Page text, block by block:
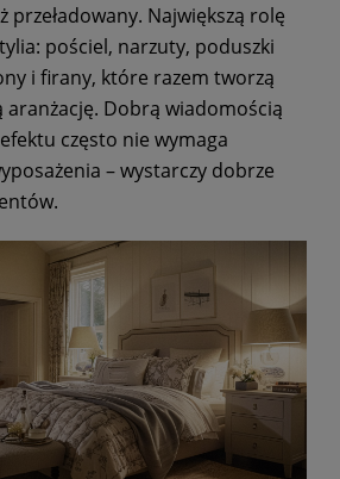
przeładowany. Największą rolę
pościel, narzuty, poduszki
i firany, które razem tworzą
aranżację. Dobrą wiadomością
często nie wymaga
– wystarczy dobrze